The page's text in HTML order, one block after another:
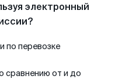
электронный
по перевозке
сравнению от и до